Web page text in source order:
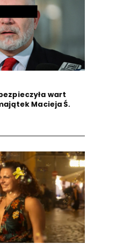
wart
Macieja Ś.